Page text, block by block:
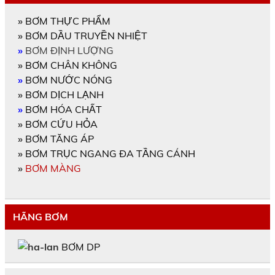
» BƠM THỰC PHẨM
» BƠM DẦU TRUYỀN NHIỆT
»BƠM ĐỊNH LƯỢNG
» BƠM CHÂN KHÔNG
» BƠM NƯỚC NÓNG
» BƠM DỊCH LẠNH
» BƠM HÓA CHẤT
» BƠM CỨU HỎA
» BƠM TĂNG ÁP
» BƠM TRỤC NGANG ĐA TẦNG CÁNH
» BƠM MÀNG
HÃNG BƠM
BƠM DP